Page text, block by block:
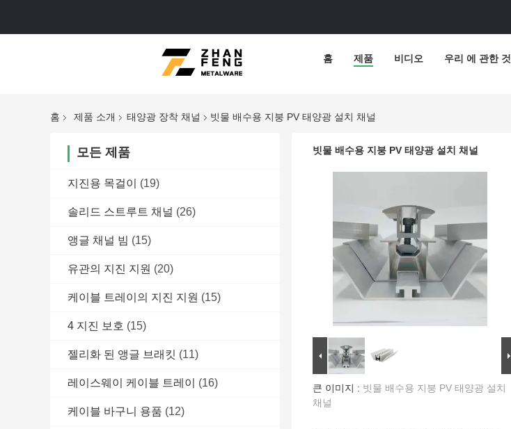
홈 제품 비디오 우리 에 관한 것
홈 제품 소개 태양광 장착 채널 빗물 배수용 지붕 PV 태양광 설치 채널
모든 제품
지진용 목걸이 (19)
솔리드 스트루트 채널 (26)
앵글 채널 빔 (15)
유관의 지진 지원 (20)
케이블 트레이의 지진 지원 (15)
4 지진 보호 (15)
젤리화 된 앵글 브래킷 (11)
레이스웨이 케이블 트레이 (16)
케이블 바구니 용품 (12)
빗물 배수용 지붕 PV 태양광 설치 채널
큰 이미지 : 빗물 배수용 지붕 PV 태양광 설치
채널